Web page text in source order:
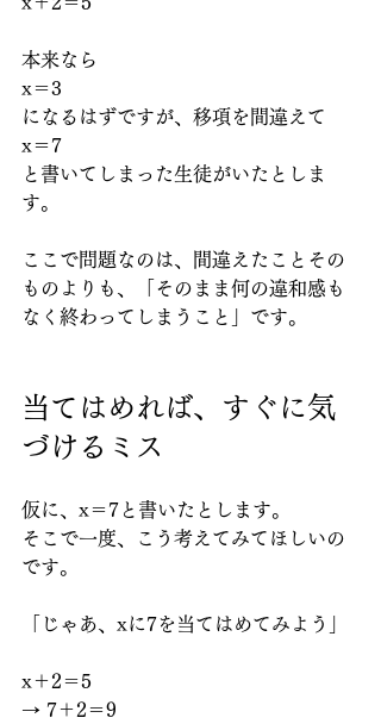
本来なら
x＝3
になるはずですが、移項を間違えて
x＝7
と書いてしまった生徒がいたとしま
す。
ここで問題なのは、間違えたことその
ものよりも、「そのまま何の違和感も
なく終わってしまうこと」です。
当てはめれば、すぐに気
づけるミス
仮に、x＝7と書いたとします。
そこで一度、こう考えてみてほしいの
です。
「じゃあ、xに7を当てはめてみよう」
x＋2＝5
→ 7＋2＝9